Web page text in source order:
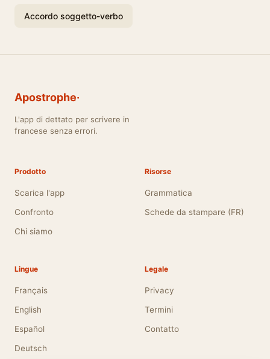
Accordo soggetto-verbo
Apostrophe·
L'app di dettato per scrivere in
francese senza errori.
Prodotto
Scarica l'app
Confronto
Chi siamo
Risorse
Grammatica
Schede da stampare (FR)
Lingue
Français
English
Español
Deutsch
Legale
Privacy
Termini
Contatto